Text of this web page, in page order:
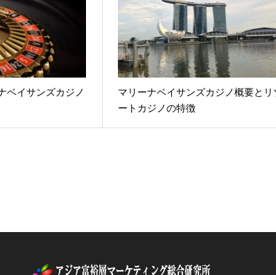
ベイサンズカジノ
マリーナベイサンズカジノ概要とリ
ートカジノの特徴